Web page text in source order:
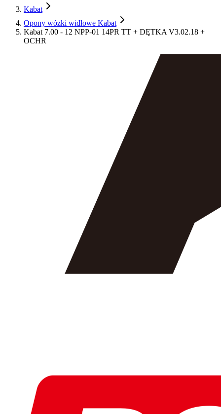
Kabat
Opony wózki widłowe Kabat
Kabat 7.00 - 12 NPP-01 14PR TT + DĘTKA V3.02.18 +
OCHR